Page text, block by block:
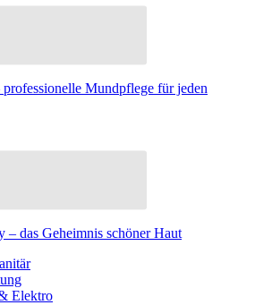
Mundpflege für jeden
– das Geheimnis schöner Haut
Elektro